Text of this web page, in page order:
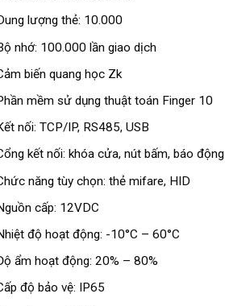
lượng thẻ: 10.000
nhớ: 100.000 lần giao dịch
biến quang học Zk
mềm sử dụng thuật toán Finger 10
nối: TCP/IP, RS485, USB
kết nối: khóa cửa, nút bấm, báo động
năng tùy chọn: thẻ mifare, HID
cấp: 12VDC
độ hoạt động: -10°C – 60°C
ẩm hoạt động: 20% – 80%
độ bảo vệ: IP65